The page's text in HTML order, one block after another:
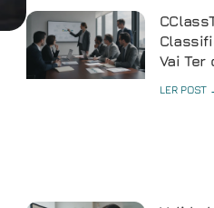
Vai Ter
LER POST